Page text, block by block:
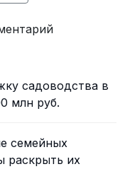
садоводства в
млн руб.
семейных
раскрыть их